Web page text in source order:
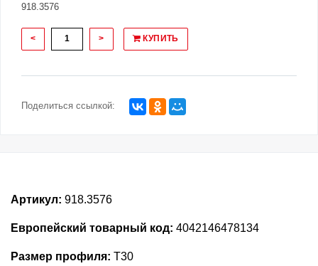
918.3576
< > КУПИТЬ
Поделиться ссылкой:
Артикул: 918.3576
Европейский товарный код: 4042146478134
Размер профиля: T30